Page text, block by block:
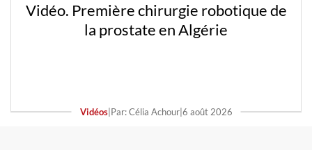
Vidéo. Première chirurgie robotique de
la prostate en Algérie
Vidéos| Par: Célia Achour| 6 août 2026